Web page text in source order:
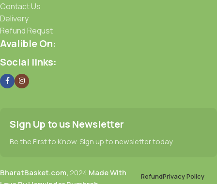
Contact Us
Delivery
Refund Requst
Avalible On:
Social links:
Sign Up to us Newsletter
Be the First to Know. Sign up to newsletter today
BharatBasket.com, 2024 Made With
RefundPrivacy Policy